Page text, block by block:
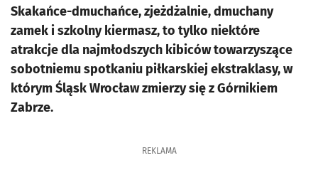
Skakańce-dmuchańce, zjeżdżalnie, dmuchany
zamek i szkolny kiermasz, to tylko niektóre
atrakcje dla najmłodszych kibiców towarzyszące
sobotniemu spotkaniu piłkarskiej ekstraklasy, w
którym Śląsk Wrocław zmierzy się z Górnikiem
Zabrze.
REKLAMA